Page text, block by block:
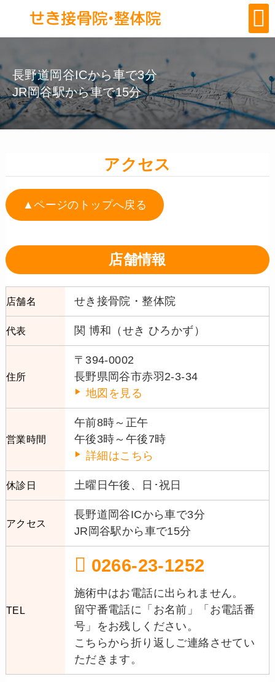
長野道岡谷ICから車で3分
JR岡谷駅から車で15分
アクセス
▲ページのトップへ戻る
店舗情報
店舗名 せき接骨院・整体院
代表 関 博和（せき ひろかず）
住所
〒394-0002
長野県岡谷市赤羽2-3-34
地図を見る
営業時間
午前8時～正午
午後3時～午後7時
詳細はこちら
休診日 土曜日午後、日･祝日
アクセス
長野道岡谷ICから車で3分
JR岡谷駅から車で15分
TEL
0266-23-1252
施術中はお電話に出られません。
留守番電話に「お名前」「お電話番
号」をお残しください。
こちらから折り返しご連絡させてい
ただきます。